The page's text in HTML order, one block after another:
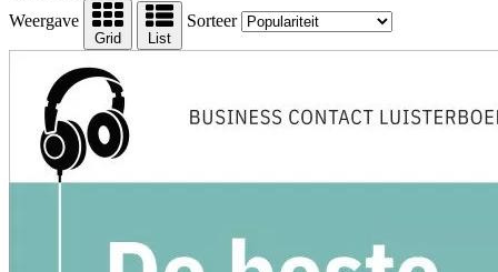
Weergave
Grid List
Sorteer